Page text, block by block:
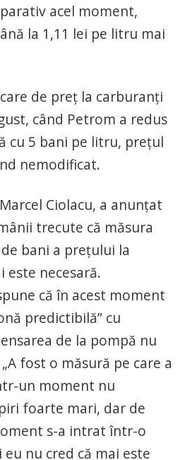
acel moment,
la 1,11 lei pe litru mai
de preț la carburanți
când Petrom a redus
cu 5 bani pe litru, prețul
nemodificat.
Ciolacu, a anunțat
trecute că măsura
bani a prețului la
este necesară.
că în acest moment
predictibilă” cu
de la pompă nu
fost o măsură pe care a
un moment nu
foarte mari, dar de
s-a intrat într-o
nu cred că mai este